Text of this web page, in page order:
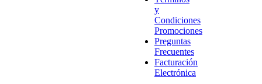
y
Condiciones
Promociones
Preguntas
Frecuentes
Facturación
Electrónica